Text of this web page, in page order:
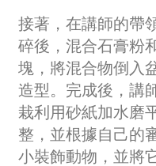
接著，在講師的帶
碎後，混合石膏粉
塊，將混合物倒入
造型。完成後，講
栽利用砂紙加水磨
整，並根據自己的
小裝飾動物，並將